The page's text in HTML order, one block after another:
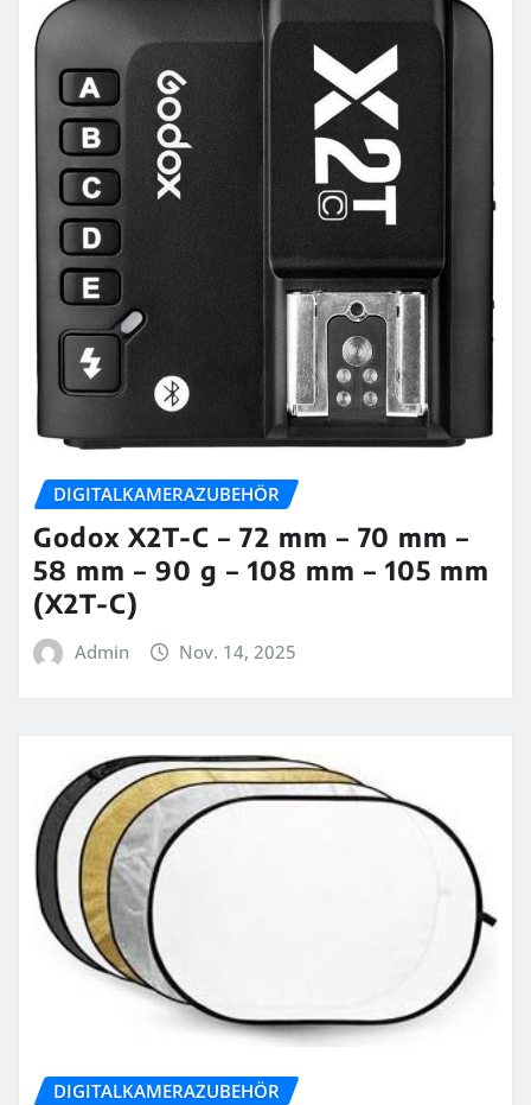
DIGITALKAMERAZUBEHÖR
Godox X2T-C – 72 mm – 70 mm –
58 mm – 90 g – 108 mm – 105 mm
(X2T-C)
Admin Nov. 14, 2025
DIGITALKAMERAZUBEHÖR